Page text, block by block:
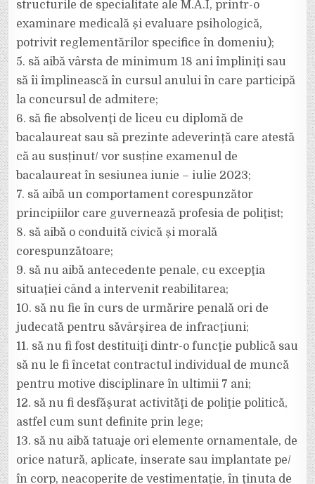
structurile de specialitate ale M.A.I, printr-o
examinare medicală și evaluare psihologică,
potrivit reglementărilor specifice în domeniu);
5. să aibă vârsta de minimum 18 ani împliniţi sau
să îi împlinească în cursul anului în care participă
la concursul de admitere;
6. să fie absolvenţi de liceu cu diplomă de
bacalaureat sau să prezinte adeverință care atestă
că au susținut/ vor susține examenul de
bacalaureat în sesiunea iunie – iulie 2023;
7. să aibă un comportament corespunzător
principiilor care guvernează profesia de poliţist;
8. să aibă o conduită civică și morală
corespunzătoare;
9. să nu aibă antecedente penale, cu excepţia
situaţiei când a intervenit reabilitarea;
10. să nu fie în curs de urmărire penală ori de
judecată pentru săvârşirea de infracţiuni;
11. să nu fi fost destituiţi dintr-o funcţie publică sau
să nu le fi încetat contractul individual de muncă
pentru motive disciplinare în ultimii 7 ani;
12. să nu fi desfăşurat activităţi de poliţie politică,
astfel cum sunt definite prin lege;
13. să nu aibă tatuaje ori elemente ornamentale, de
orice natură, aplicate, inserate sau implantate pe/
în corp, neacoperite de vestimentaţie, în ţinuta de